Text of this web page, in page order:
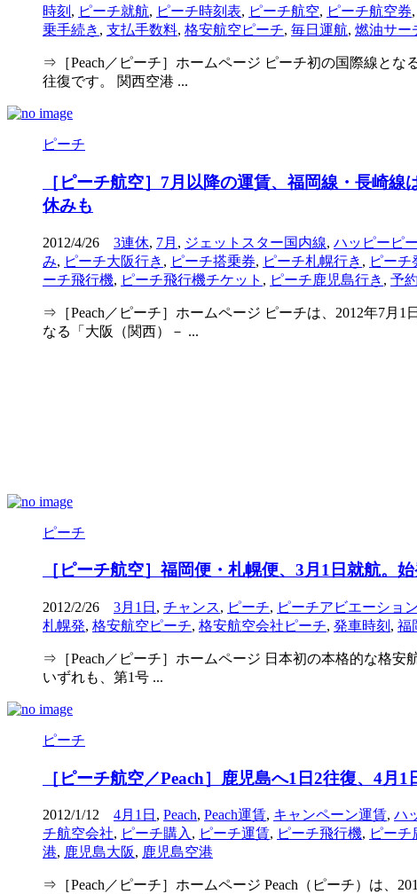
時刻 , ピーチ就航, ピーチ時刻表, ピーチ航空, ピーチ航空券,
乗手続き , 支払手数料, 格安航空ピーチ, 毎日運航, 燃油サー
⇒［Peach／ピーチ］ホームページ ピーチ初の国際線とな
往復です。 関西空港 ...
ピーチ
［ピーチ航空］7月以降の運賃、福岡線・長崎
休みも
2012/4/26 3連休, 7月 , ジェットスター国内線, ハッピーピ
み, ピーチ大阪行き , ピーチ搭乗券, ピーチ札幌行き , ピーチ
ーチ飛行機, ピーチ飛行機チケット , ピーチ鹿児島行き , 予
⇒［Peach／ピーチ］ホームページ ピーチは、2012年7月
なる「大阪（関西）－ ...
ピーチ
［ピーチ航空］福岡便・札幌便、3月1日就航。
2012/2/26 3月1日 , チャンス, ピーチ, ピーチアビエーション
札幌発, 格安航空ピーチ, 格安航空会社ピーチ, 発車時刻 , 福
⇒［Peach／ピーチ］ホームページ 日本初の本格的な格安
いずれも、第1号 ...
ピーチ
［ピーチ航空／Peach］鹿児島へ1日2往復、4
2012/1/12 4月1日 , Peach, Peach運賃, キャンペーン運賃, ハ
チ航空会社, ピーチ購入, ピーチ運賃, ピーチ飛行機, ピーチ
港, 鹿児島大阪, 鹿児島空港
⇒［Peach／ピーチ］ホームページ Peach（ピーチ）は、